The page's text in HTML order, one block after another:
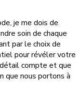
je me dois de
soin de chaque
par le choix de
pour révéler votre
compte et que
nous portons à